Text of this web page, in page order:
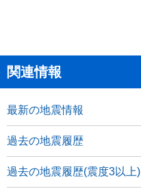
関連情報
最新の地震情報
過去の地震履歴
過去の地震履歴(震度3以上)